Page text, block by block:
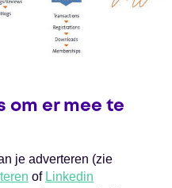
om er mee te
je adverteren (zie
of Linkedin